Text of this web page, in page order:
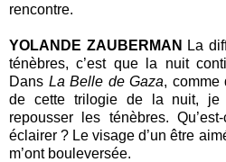
rencontre.
YOLANDE ZAUBERMAN
La
ténèbres, c’est que la nuit
Dans La Belle de Gaza, comme
de cette trilogie de la nuit, je
repousser les ténèbres.
éclairer ? Le visage d’un être
m’ont bouleversée.